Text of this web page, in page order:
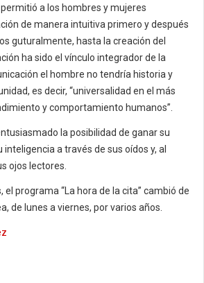
a los hombres y mujeres
de manera intuitiva primero y después
guturalmente, hasta la creación del
ha sido el vínculo integrador de la
el hombre no tendría historia y
es decir, “universalidad en el más
y comportamiento humanos”.
la posibilidad de ganar su
a través de sus oídos y, al
ojos lectores.
programa “La hora de la cita” cambió de
de lunes a viernes, por varios años.